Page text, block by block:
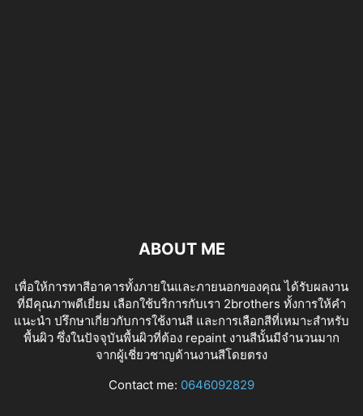
ABOUT ME
เพื่อให้การทาสีอาคารทั้งภายในและภายนอกของคุณ ได้รับผลงาน
ที่มีคุณภาพดีเยี่ยม เลือกใช้บริการกับเรา 2brothers ทั้งการให้คำ
แนะนำ ปรึกษาเกี่ยวกับการใช้งานสี และการเลือกสีที่เหมาะสำหรับ
พื้นผิว ซึ่งในปัจจุบันพื้นผิวที่ต้อง repaint งานสีนั้นมีจำนวนมาก
จากผู้เชี่ยวชาญด้านงานสีโดยตรงtv izle
Contact me: 0646092829